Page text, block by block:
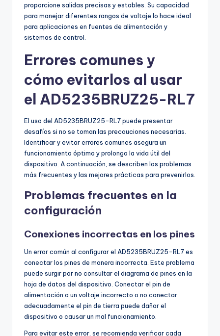
proporcione salidas precisas y estables. Su capacidad
para manejar diferentes rangos de voltaje lo hace ideal
para aplicaciones en fuentes de alimentación y
sistemas de control.
Errores comunes y
cómo evitarlos al usar
el AD5235BRUZ25-RL7
El uso del AD5235BRUZ25-RL7 puede presentar
desafíos si no se toman las precauciones necesarias.
Identificar y evitar errores comunes asegura un
funcionamiento óptimo y prolonga la vida útil del
dispositivo. A continuación, se describen los problemas
más frecuentes y las mejores prácticas para prevenirlos.
Problemas frecuentes en la
configuración
Conexiones incorrectas en los pines
Un error común al configurar el AD5235BRUZ25-RL7 es
conectar los pines de manera incorrecta. Este problema
puede surgir por no consultar el diagrama de pines en la
hoja de datos del dispositivo. Conectar el pin de
alimentación a un voltaje incorrecto o no conectar
adecuadamente el pin de tierra puede dañar el
dispositivo o causar un mal funcionamiento.
Para evitar este error, se recomienda verificar cada